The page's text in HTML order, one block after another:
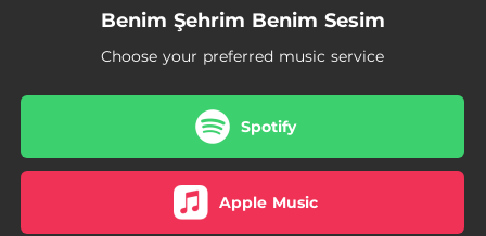
Benim Şehrim Benim Sesim
Choose your preferred music service
Spotify
Apple Music